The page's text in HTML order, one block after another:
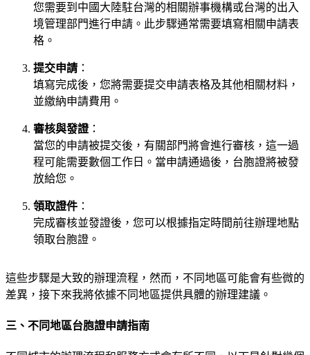
您需要到中國大陸駐台灣的相關辦事機構或台灣的出入
境管理部門進行申請。此步驟通常需要填寫相關申請表
格。
提交申請 ：
填寫完成後，您將需要提交申請表格及其他相關材料，
並繳納申請費用。
審核與發證：
當您的申請被提交後，有關部門將會進行審核，這一過
程可能需要數個工作日。當申請通過後，台胞證將被發
放給您。
領取證件 ：
完成審核並發證後，您可以根據指定時間前往辦理地點
領取台胞證。
這些步驟是大致的辦理流程，然而，不同地區可能會有些微的
差異，接下來我將依據不同地區提供具體的辦理建議。
三、不同地區台胞證申請指南